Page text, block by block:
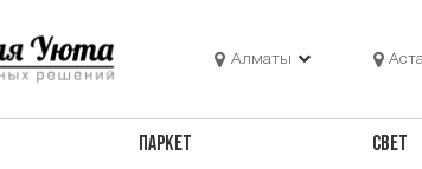
Алматы
ПАРКЕТ СВЕТ